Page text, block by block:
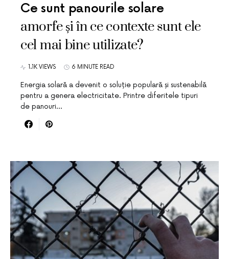
Ce sunt panourile solare
amorfe și în ce contexte sunt ele
cel mai bine utilizate?
1.1K VIEWS 6 MINUTE READ
Energia solară a devenit o soluție populară și sustenabilă
pentru a genera electricitate. Printre diferitele tipuri
de panouri…